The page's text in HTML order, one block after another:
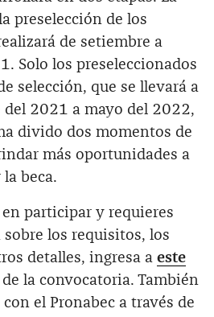
preselección de los
de setiembre a
Solo los preseleccionados
selección, que se llevará a
del 2021 a mayo del 2022,
divido dos momentos de
más oportunidades a
beca.
participar y requieres
los requisitos, los
detalles, ingresa a este
de la convocatoria. También
el Pronabec a través de